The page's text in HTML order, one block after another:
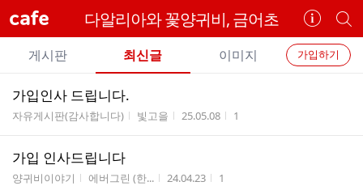
cafe 다알리아와 꽃양귀비, 금어초
카
페
정
보
개
별
카
페
카
페
메
뉴
가입하기
게시판 최신글 이미지
체
글
리
가입인사 드립니다.
게시판명
자유게시판(감사합니다) 작성자
빛고을 작성시간
25.05.08 조회수
1
가입 인사드립니다
게시판명
양귀비이야기 작성자
에버그린 (한... 작성시간
24.04.23 조회수
1